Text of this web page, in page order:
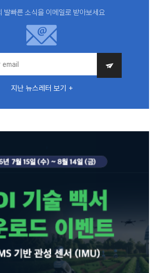
발빠른 소식을 이메일로 받아보세요
지난 뉴스레터 보기 +